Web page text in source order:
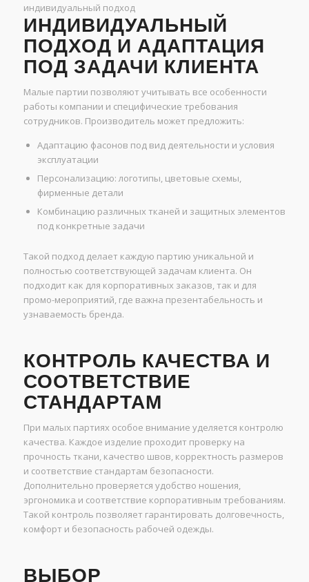
индивидуальный подход
ИНДИВИДУАЛЬНЫЙ
ПОДХОД И АДАПТАЦИЯ
ПОД ЗАДАЧИ КЛИЕНТА
Малые партии позволяют учитывать все особенности
работы компании и специфические требования
сотрудников. Производитель может предложить:
Адаптацию фасонов под вид деятельности и условия
эксплуатации
Персонализацию: логотипы, цветовые схемы,
фирменные детали
Комбинацию различных тканей и защитных элементов
под конкретные задачи
Такой подход делает каждую партию уникальной и
полностью соответствующей задачам клиента. Он
подходит как для корпоративных заказов, так и для
промо-мероприятий, где важна презентабельность и
узнаваемость бренда.
КОНТРОЛЬ КАЧЕСТВА И
СООТВЕТСТВИЕ
СТАНДАРТАМ
При малых партиях особое внимание уделяется контролю
качества. Каждое изделие проходит проверку на
прочность ткани, качество швов, корректность размеров
и соответствие стандартам безопасности.
Дополнительно проверяется удобство ношения,
эргономика и соответствие корпоративным требованиям.
Такой контроль позволяет гарантировать долговечность,
комфорт и безопасность рабочей одежды.
ВЫБОР